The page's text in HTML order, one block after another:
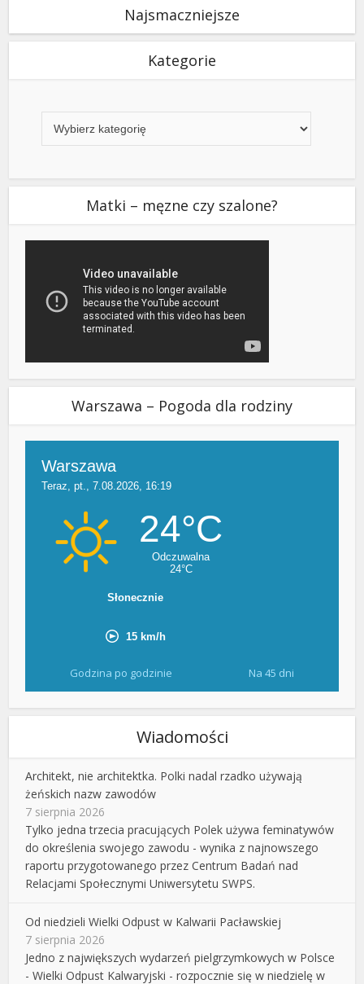
Najsmaczniejsze
Kategorie
Matki – męzne czy szalone?
Warszawa – Pogoda dla rodziny
Godzina po godzinie Na 45 dni
Wiadomości
Architekt, nie architektka. Polki nadal rzadko używają
żeńskich nazw zawodów
7 sierpnia 2026
Tylko jedna trzecia pracujących Polek używa feminatywów
do określenia swojego zawodu - wynika z najnowszego
raportu przygotowanego przez Centrum Badań nad
Relacjami Społecznymi Uniwersytetu SWPS.
Od niedzieli Wielki Odpust w Kalwarii Pacławskiej
7 sierpnia 2026
Jedno z największych wydarzeń pielgrzymkowych w Polsce
- Wielki Odpust Kalwaryjski - rozpocznie się w niedzielę w